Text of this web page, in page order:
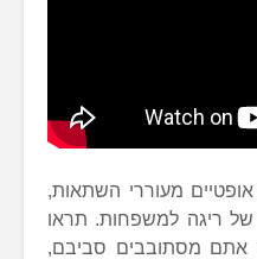
מעל 30 מוצגים אופטיים מעוררי השתאות,
של ריגה למשפחות. תראו
אתם מסתובבים סביבם,